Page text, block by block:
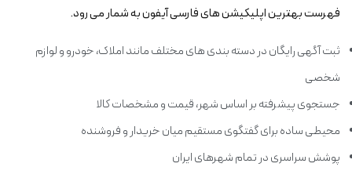
فهرست بهترین اپلیکیشن های فارسی آیفون به شمار می رود.
ثبت آگهی رایگان در دسته بندی های مختلف مانند املاک، خودرو و لوازم
شخصی
جستجوی پیشرفته بر اساس شهر، قیمت و مشخصات کالا
محیطی ساده برای گفتگوی مستقیم میان خریدار و فروشنده
پوشش سراسری در تمام شهرهای ایران